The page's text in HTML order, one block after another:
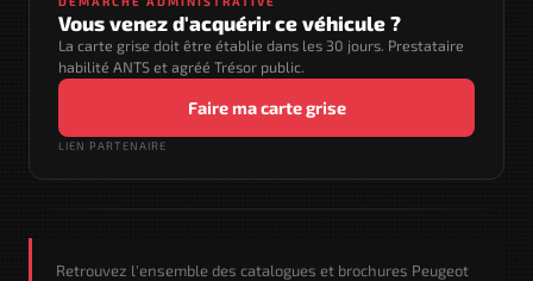
Vous venez d'acquérir ce véhicule ?
La carte grise doit être établie dans les 30 jours. Prestataire
habilité ANTS et agréé Trésor public.
Faire ma carte grise
LIEN PARTENAIRE
Retrouvez l'ensemble des catalogues et brochures Peugeot